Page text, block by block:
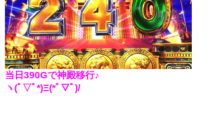
当日390Gで神殿移行♪
ヽ(ﾟ▽ﾟ*)Ξ(*ﾟ▽ﾟ)/